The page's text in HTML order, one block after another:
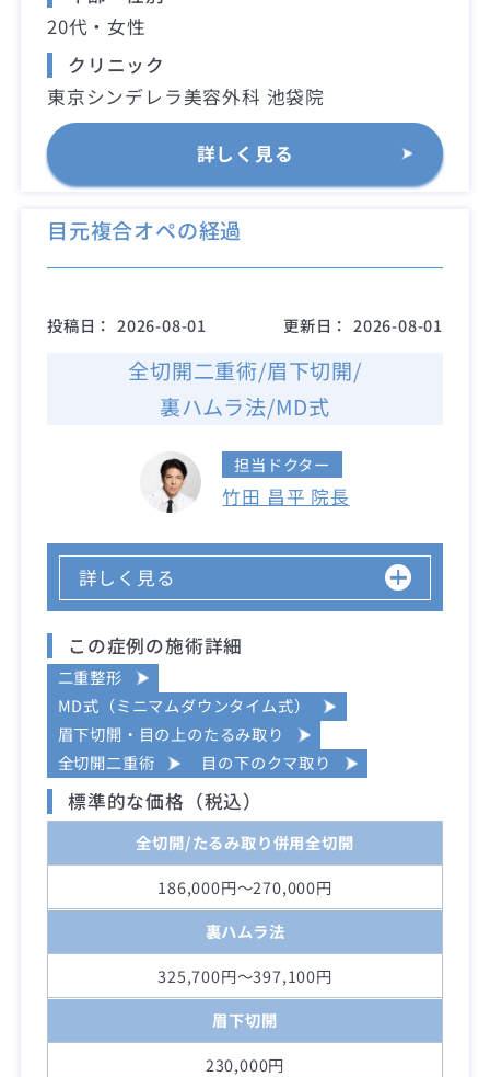
20代・女性
クリニック
東京シンデレラ美容外科 池袋院
詳しく見る
目元複合オペの経過
投稿日： 2026-08-01 更新日： 2026-08-01
全切開二重術/眉下切開/
裏ハムラ法/MD式
担当ドクター
竹田 昌平 院長
詳しく見る
この症例の施術詳細
二重整形
MD式（ミニマムダウンタイム式）
眉下切開・目の上のたるみ取り
全切開二重術
目の下のクマ取り
標準的な価格（税込）
全切開/たるみ取り併用全切開
186,000円～270,000円
裏ハムラ法
325,700円～397,100円
眉下切開
230,000円